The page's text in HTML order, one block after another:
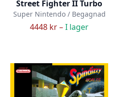
Street Fighter II Turbo
Super Nintendo / Begagnad
4448 kr –I lager